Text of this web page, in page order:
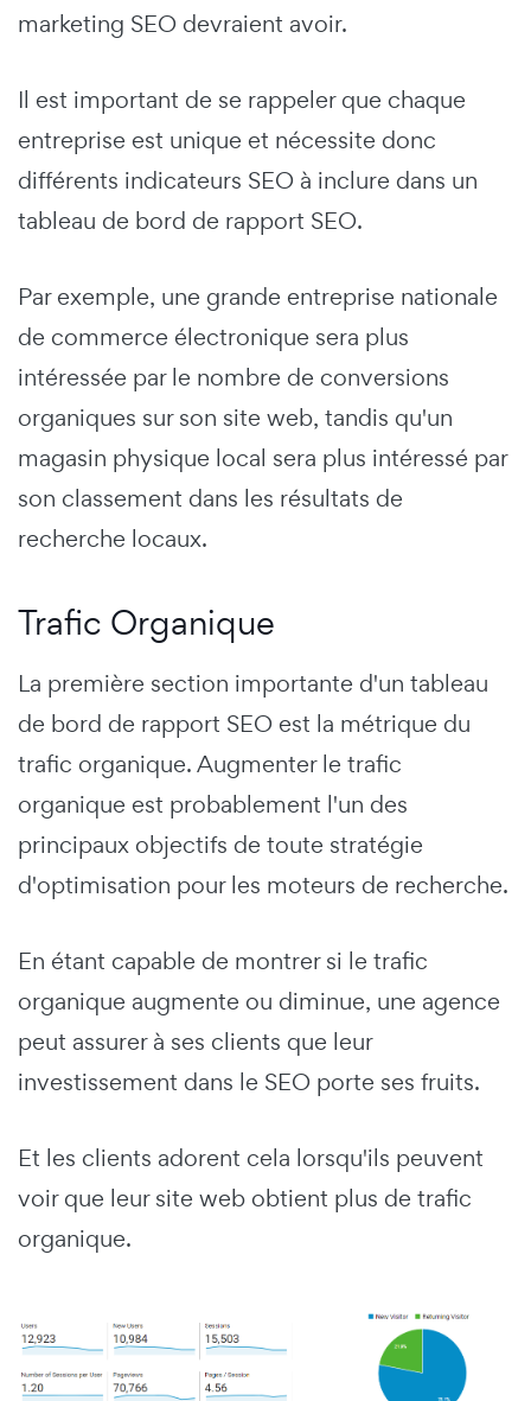
marketing SEO devraient avoir.
Il est important de se rappeler que chaque
entreprise est unique et nécessite donc
différents indicateurs SEO à inclure dans un
tableau de bord de rapport SEO.
Par exemple, une grande entreprise nationale
de commerce électronique sera plus
intéressée par le nombre de conversions
organiques sur son site web, tandis qu'un
magasin physique local sera plus intéressé par
son classement dans les résultats de
recherche locaux.
Trafic Organique
La première section importante d'un tableau
de bord de rapport SEO est la métrique du
trafic organique. Augmenter le trafic
organique est probablement l'un des
principaux objectifs de toute stratégie
d'optimisation pour les moteurs de recherche.
En étant capable de montrer si le trafic
organique augmente ou diminue, une agence
peut assurer à ses clients que leur
investissement dans le SEO porte ses fruits.
Et les clients adorent cela lorsqu'ils peuvent
voir que leur site web obtient plus de trafic
organique.